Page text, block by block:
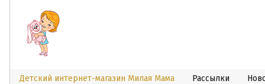
Детский интернет-магазин Милая Мама Рассылки